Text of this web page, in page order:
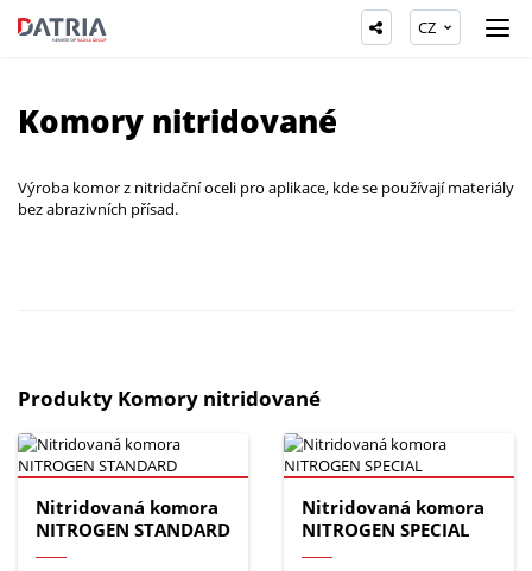
CZ
Komory nitridované
Výroba komor z nitridační oceli pro aplikace, kde se používají materiály
bez abrazivních přísad.
Produkty Komory nitridované
Nitridovaná komora
NITROGEN STANDARD
Nitridovaná komora
NITROGEN SPECIAL